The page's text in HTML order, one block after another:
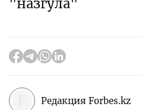
"назгула"
Редакция Forbes.kz